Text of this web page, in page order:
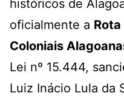
históricos de
oficialmente a
Coloniais
Lei nº 15.444,
Luiz Inácio Lula da